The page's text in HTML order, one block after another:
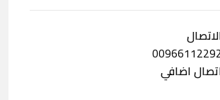
اضافي